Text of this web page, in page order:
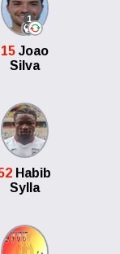
1
15Joao
Silva
Habib
Sylla